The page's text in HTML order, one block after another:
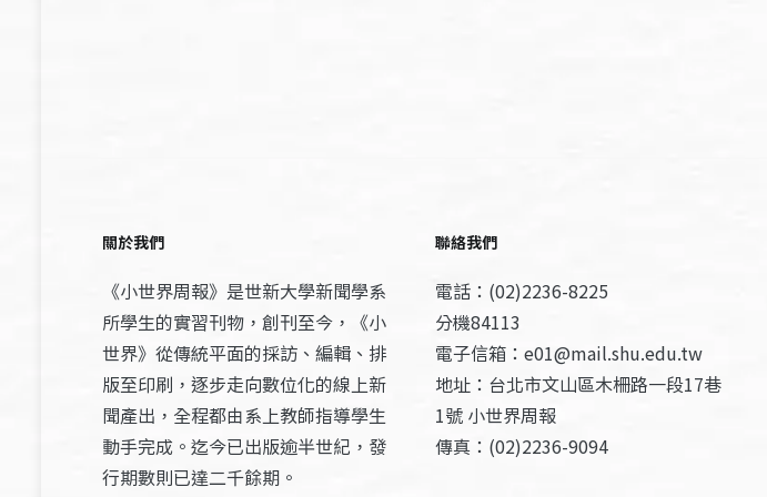
關於我們
《小世界周報》是世新大學新聞學系
所學生的實習刊物，創刊至今，《小
世界》從傳統平面的採訪、編輯、排
版至印刷，逐步走向數位化的線上新
聞產出，全程都由系上教師指導學生
動手完成。迄今已出版逾半世紀，發
行期數則已達二千餘期。
聯絡我們
電話：(02)2236-8225
分機84113
電子信箱：e01@mail.shu.edu.tw
地址：台北市文山區木柵路一段17巷
1號 小世界周報
傳真：(02)2236-9094